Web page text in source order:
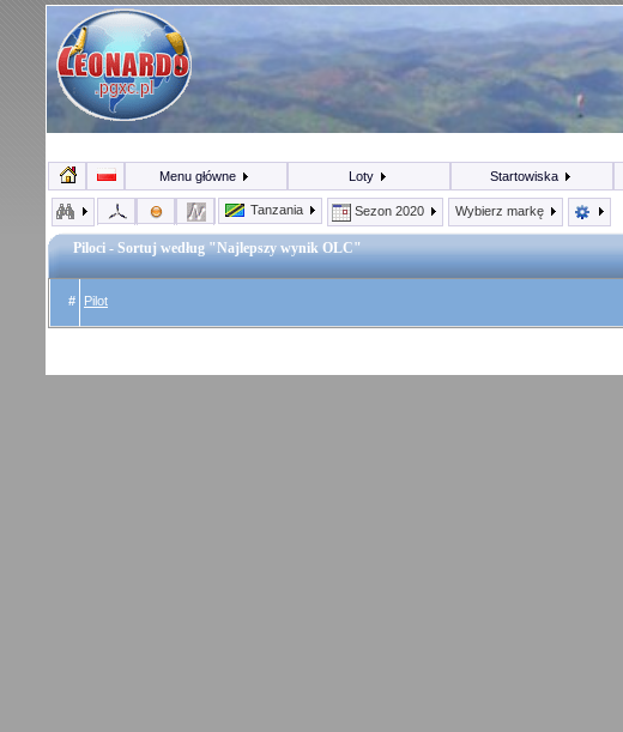
Menu główne Loty Startowiska
Tanzania Sezon 2020 Wybierz markę
Piloci - Sortuj według "Najlepszy wynik OLC"
# Pilot